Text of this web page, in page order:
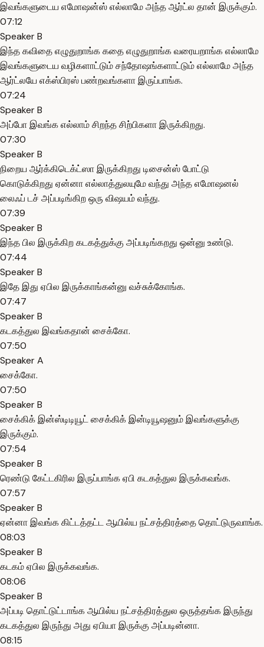
இவங்களுடைய எமோஷன்ஸ் எல்லாமே அந்த ஆர்ட்ல தான் இருக்கும்.
07:12
Speaker B
இந்த கவிதை எழுதுறாங்க கதை எழுதுறாங்க வரையறாங்க எல்லாமே
இவங்களுடைய வழிகளாட்டும் சந்தோஷங்களாட்டும் எல்லாமே அந்த
ஆர்ட்லயே எக்ஸ்பிரஸ் பண்றவங்களா இருப்பாங்க.
07:24
Speaker B
அப்போ இவங்க எல்லாம் சிறந்த சிற்பிகளா இருக்கிறது.
07:30
Speaker B
நிறைய ஆர்க்கிடெக்ட்ஸா இருக்கிறது டிசைன்ஸ் போட்டு
கொடுக்கிறது ஏன்னா எல்லாத்துலயுமே வந்து அந்த எமோஷனல்
லைஃப் டச் அப்படிங்கிற ஒரு விஷயம் வந்து.
07:39
Speaker B
இந்த பில இருக்கிற கடகத்துக்கு அப்படிங்கறது ஒன்னு உண்டு.
07:44
Speaker B
இதே இது ஏபில இருக்காங்கன்னு வச்சுக்கோங்க.
07:47
Speaker B
கடகத்துல இவங்கதான் சைக்கோ.
07:50
Speaker A
சைக்கோ.
07:50
Speaker B
சைக்கிக் இன்ஸ்டிடியூட் சைக்கிக் இன்டியூஷனும் இவங்களுக்கு
இருக்கும்.
07:54
Speaker B
ரெண்டு கேட்டகிரில இருப்பாங்க ஏபி கடகத்துல இருக்கவங்க.
07:57
Speaker B
ஏன்னா இவங்க கிட்டத்தட்ட ஆயில்ய நட்சத்திரத்தை தொட்டுருவாங்க.
08:03
Speaker B
கடகம் ஏபில இருக்கவங்க.
08:06
Speaker B
அப்படி தொட்டுட்டாங்க ஆயில்ய நட்சத்திரத்துல ஒருத்தங்க இருந்து
கடகத்துல இருந்து அது ஏபியா இருக்கு அப்படின்னா.
08:15